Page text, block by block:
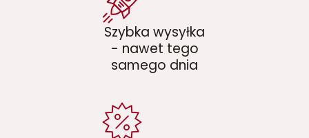
Szybka wysyłka
- nawet tego
samego dnia